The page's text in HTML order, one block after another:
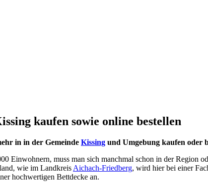
kaufen sowie online bestellen
in in der Gemeinde Kissing und Umgebung kaufen oder
Einwohnern, muss man sich manchmal schon in der Region
wie im Landkreis Aichach-Friedberg, wird hier bei einer
hochwertigen Bettdecke an.